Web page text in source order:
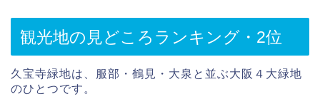
観光地の見どころランキング・2位
久宝寺緑地は、服部・鶴見・大泉と並ぶ大阪４大緑地
のひとつです。